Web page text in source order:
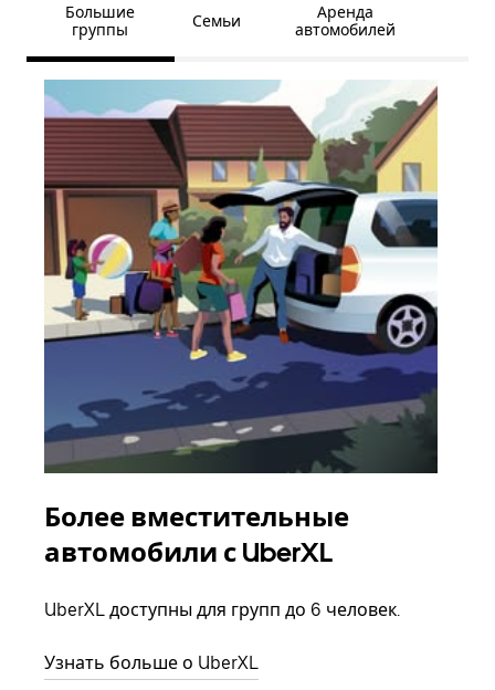
Большие
группы
Семьи
Аренда
автомобилей
Более вместительные
автомобили с UberXL
UberXL доступны для групп до 6 человек.
Узнать больше о UberXL